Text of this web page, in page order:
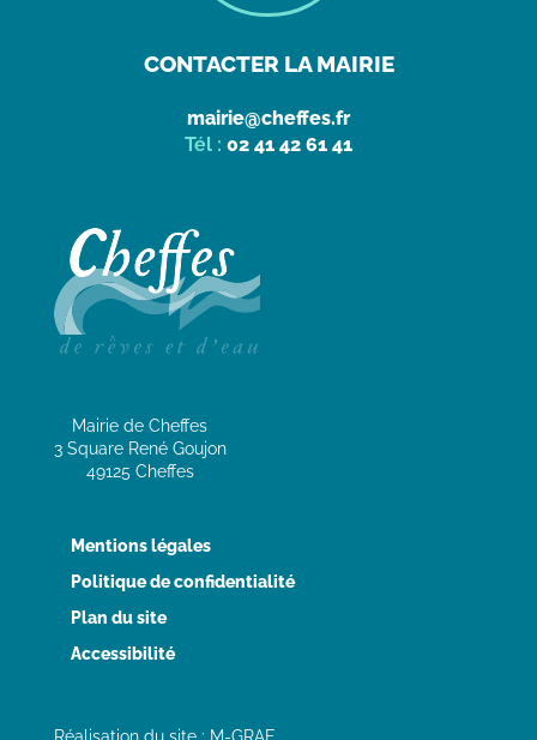
CONTACTER LA MAIRIE
mairie@cheffes.fr
Tél : 02 41 42 61 41
Mairie de Cheffes
3 Square René Goujon
49125 Cheffes
Mentions légales
Politique de confidentialité
Plan du site
Accessibilité